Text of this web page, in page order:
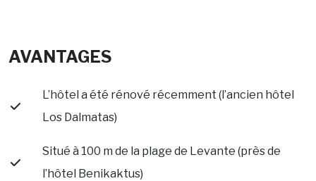
AVANTAGES
L’hôtel a été rénové récemment (l’ancien hôtel
Los Dalmatas)
Situé à 100 m de la plage de Levante (près de
l’hôtel Benikaktus)